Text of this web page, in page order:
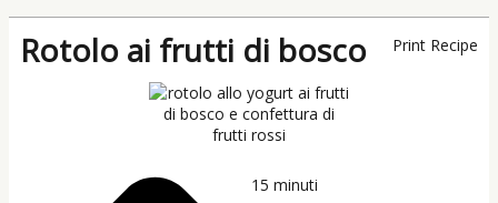
Print Recipe
Rotolo ai frutti di bosco
15 minuti